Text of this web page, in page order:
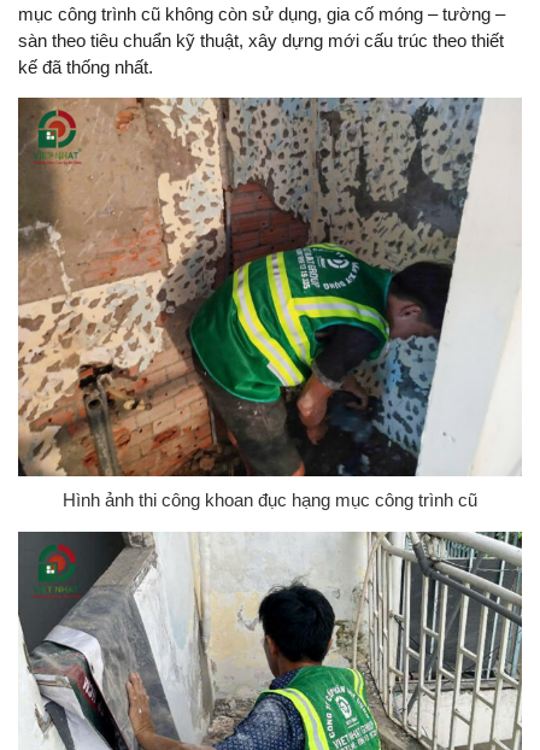
mục công trình cũ không còn sử dụng, gia cố móng – tường –
sàn theo tiêu chuẩn kỹ thuật, xây dựng mới cấu trúc theo thiết
kế đã thống nhất.
Hình ảnh thi công khoan đục hạng mục công trình cũ